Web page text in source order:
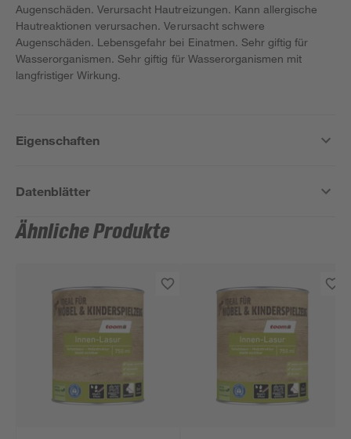
Augenschäden. Verursacht Hautreizungen. Kann allergische
Hautreaktionen verursachen. Verursacht schwere
Augenschäden. Lebensgefahr bei Einatmen. Sehr giftig für
Wasserorganismen. Sehr giftig für Wasserorganismen mit
langfristiger Wirkung.
Eigenschaften
Datenblätter
Ähnliche Produkte